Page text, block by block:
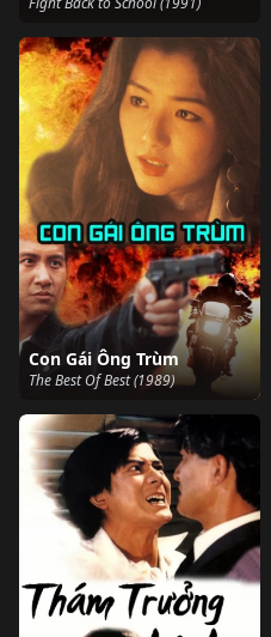
Con Gái Ông Trùm
The Best Of Best (1989)